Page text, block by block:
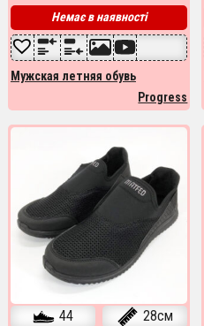
Немає в наявності
Мужская летняя обувь
Progress
44
28см